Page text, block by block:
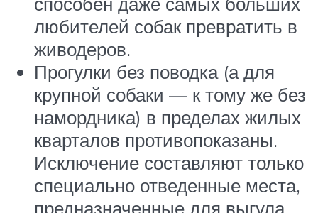
любителей собак превратить в
живодеров.
Прогулки без поводка (а для
крупной собаки — к тому же без
намордника) в пределах жилых
кварталов противопоказаны.
Исключение составляют только
специально отведенные места,
предназначен­ные для выгула